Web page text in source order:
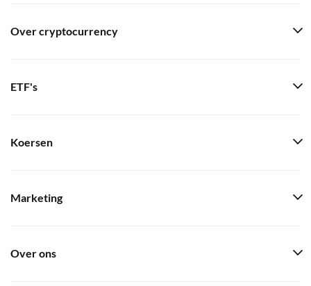
Over cryptocurrency
ETF's
Koersen
Marketing
Over ons